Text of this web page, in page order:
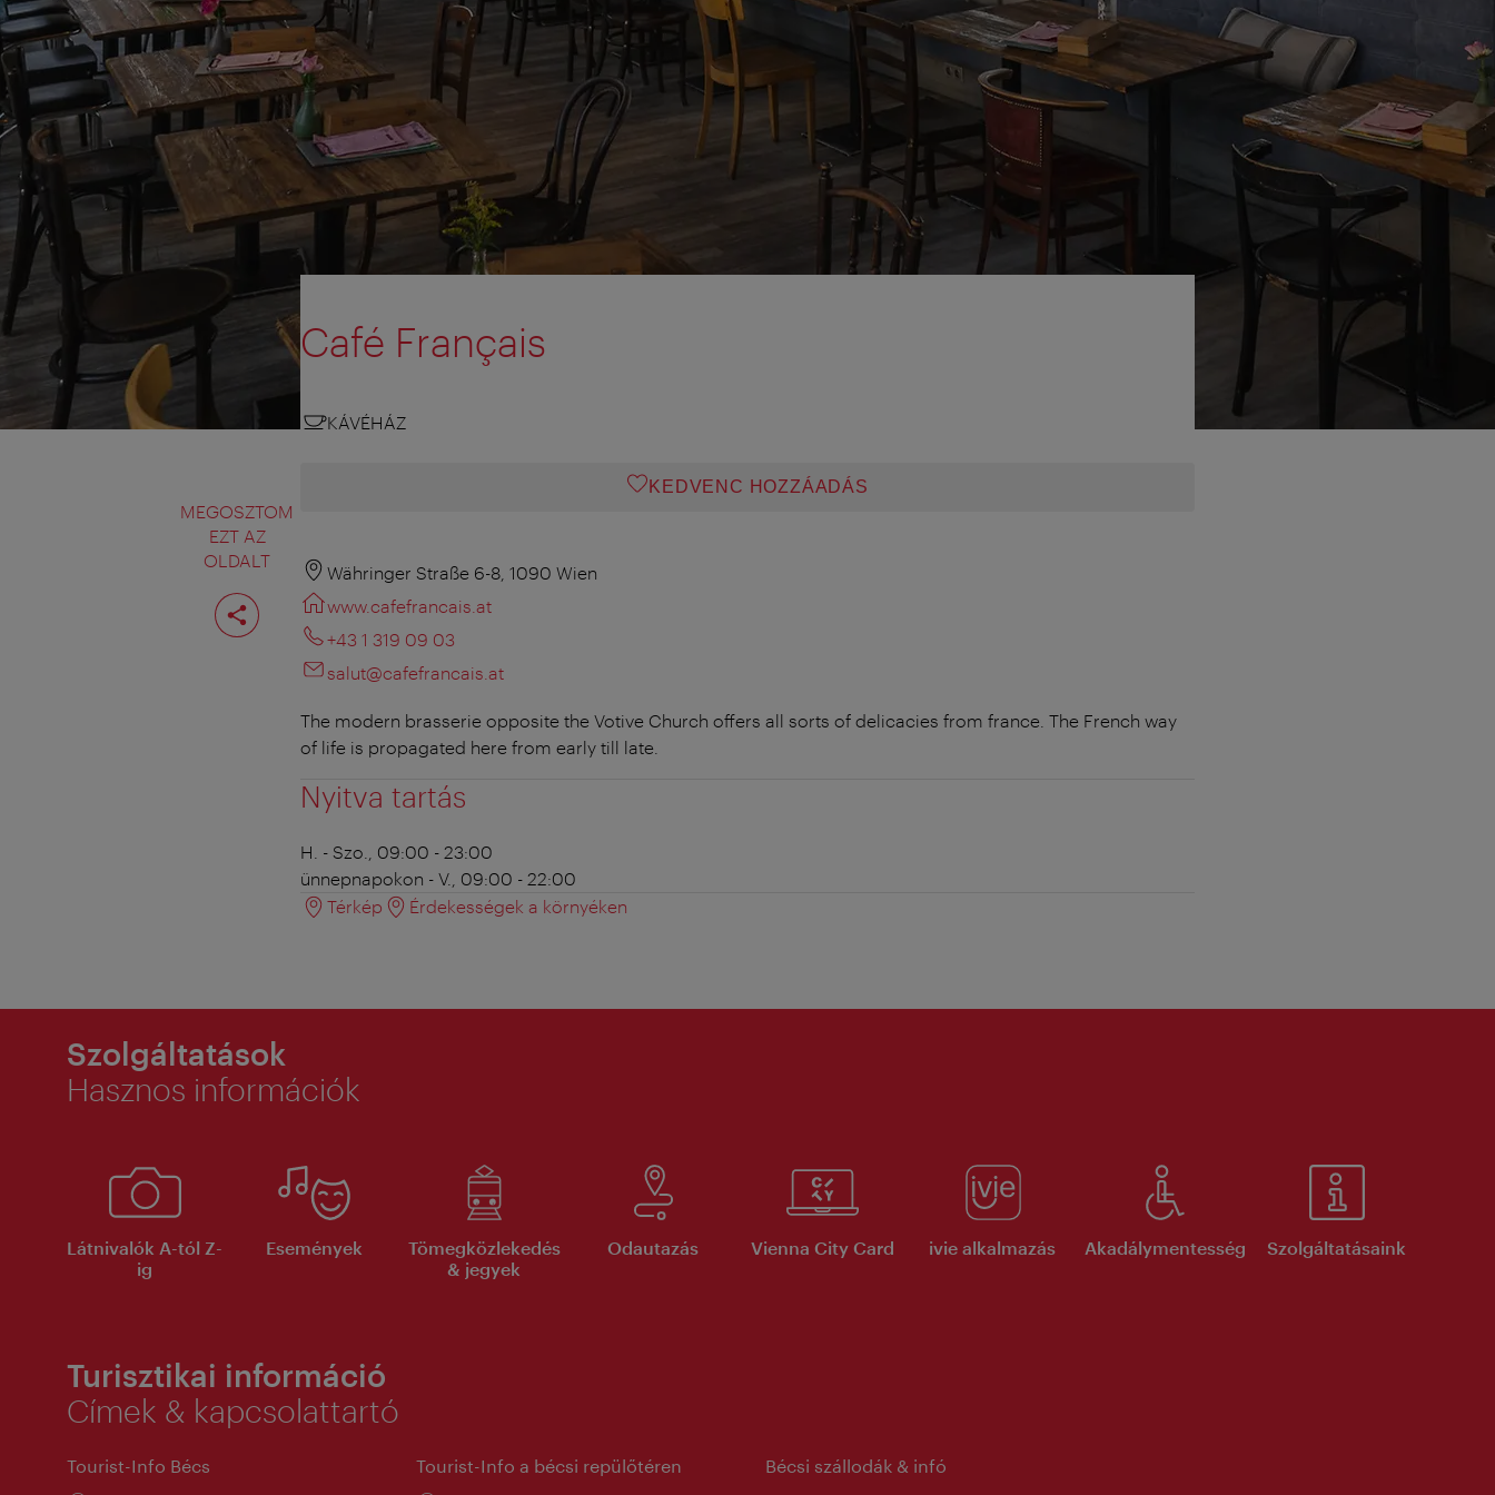
MEGOSZTOM
EZT AZ
OLDALT
Oldal
megosztása
Café Français
KÁVÉHÁZ
KEDVENC HOZZÁADÁS
Währinger Straße 6-8, 1090 Wien
www.cafefrancais.at
+43 1 319 09 03
salut@cafefrancais.at
The modern brasserie opposite the Votive Church offers all sorts of delicacies from france. The French way
of life is propagated here from early till late.
Nyitva tartás
H. - Szo., 09:00 - 23:00
ünnepnapokon - V., 09:00 - 22:00
Térkép
Érdekességek a környéken
Szolgáltatások
Hasznos információk
Látnivalók A-tól Z-
ig
Események
Tömegközlekedés
& jegyek
Odautazás Vienna City Card ivie alkalmazás Akadálymentesség Szolgáltatásaink
Turisztikai információ
Címek & kapcsolattartó
Tourist-Info Bécs
Tourist-Info a bécsi repülőtéren
Bécsi szállodák & infó